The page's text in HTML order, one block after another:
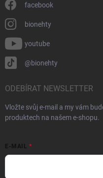
facebook
bionehty
youtube
@bionehty
ODEBÍRAT NEWSLETTER
Vložte svůj e-mail a my vám
produktech na našem e-shopu.
E-MAIL